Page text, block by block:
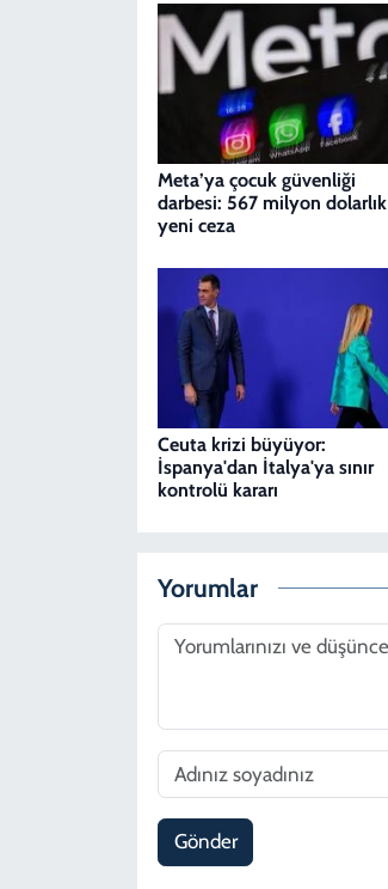
Meta’ya çocuk güvenliği
darbesi: 567 milyon dolarlık
yeni ceza
Ceuta krizi büyüyor:
İspanya'dan İtalya'ya sınır
kontrolü kararı
Yorumlar
Gönder